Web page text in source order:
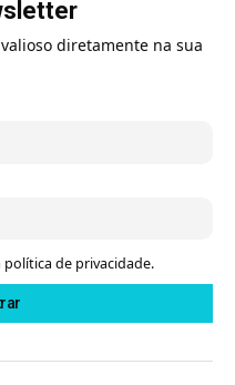
diretamente na sua
política de privacidade.